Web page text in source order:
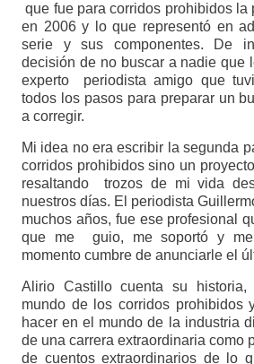
que fue para corridos prohibidos
en 2006 y lo que representó en
serie y sus componentes. De
decisión de no buscar a nadie que
experto periodista amigo que
todos los pasos para preparar un
a corregir.
Mi idea no era escribir la segunda
corridos prohibidos sino un
resaltando trozos de mi vida
nuestros días. El periodista
muchos años, fue ese profesional
que me guio, me soportó y me
momento cumbre de anunciarle el
Alirio Castillo cuenta su
mundo de los corridos prohibidos
hacer en el mundo de la industria
de una carrera extraordinaria como
de cuentos extraordinarios de lo